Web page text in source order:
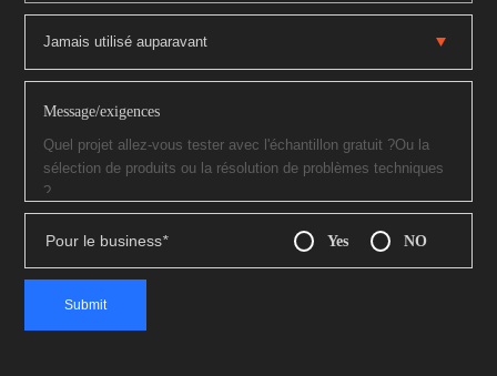
Message/exigences
Pour le business* Yes NO